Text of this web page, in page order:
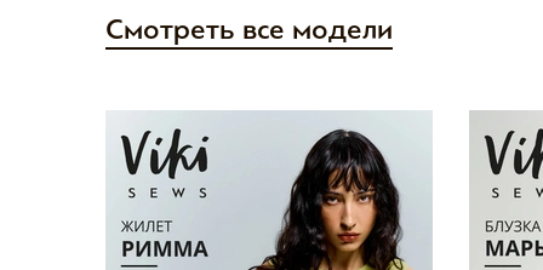
Смотреть все модели